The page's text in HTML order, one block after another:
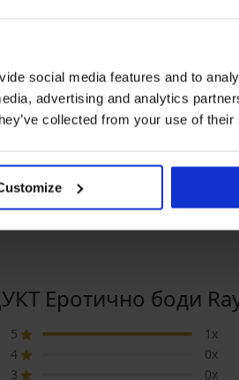
social media features and to
advertising and analytics
collected from your use of
-50%
лв.)56,99 €
Боди Perfect
Еротично боди
5
1x
4
0x
3
0x